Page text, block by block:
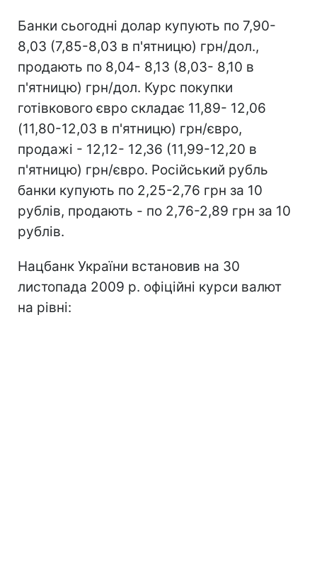
Банки сьогодні долар купують по 7,90-
8,03 (7,85-8,03 в п'ятницю) грн/дол.,
продають по 8,04- 8,13 (8,03- 8,10 в
п'ятницю) грн/дол. Курс покупки
готівкового євро складає 11,89- 12,06
(11,80-12,03 в п'ятницю) грн/євро,
продажі - 12,12- 12,36 (11,99-12,20 в
п'ятницю) грн/євро. Російський рубль
банки купують по 2,25-2,76 грн за 10
рублів, продають - по 2,76-2,89 грн за 10
рублів.
Нацбанк України встановив на 30
листопада 2009 р. офіційні курси валют
на рівні: